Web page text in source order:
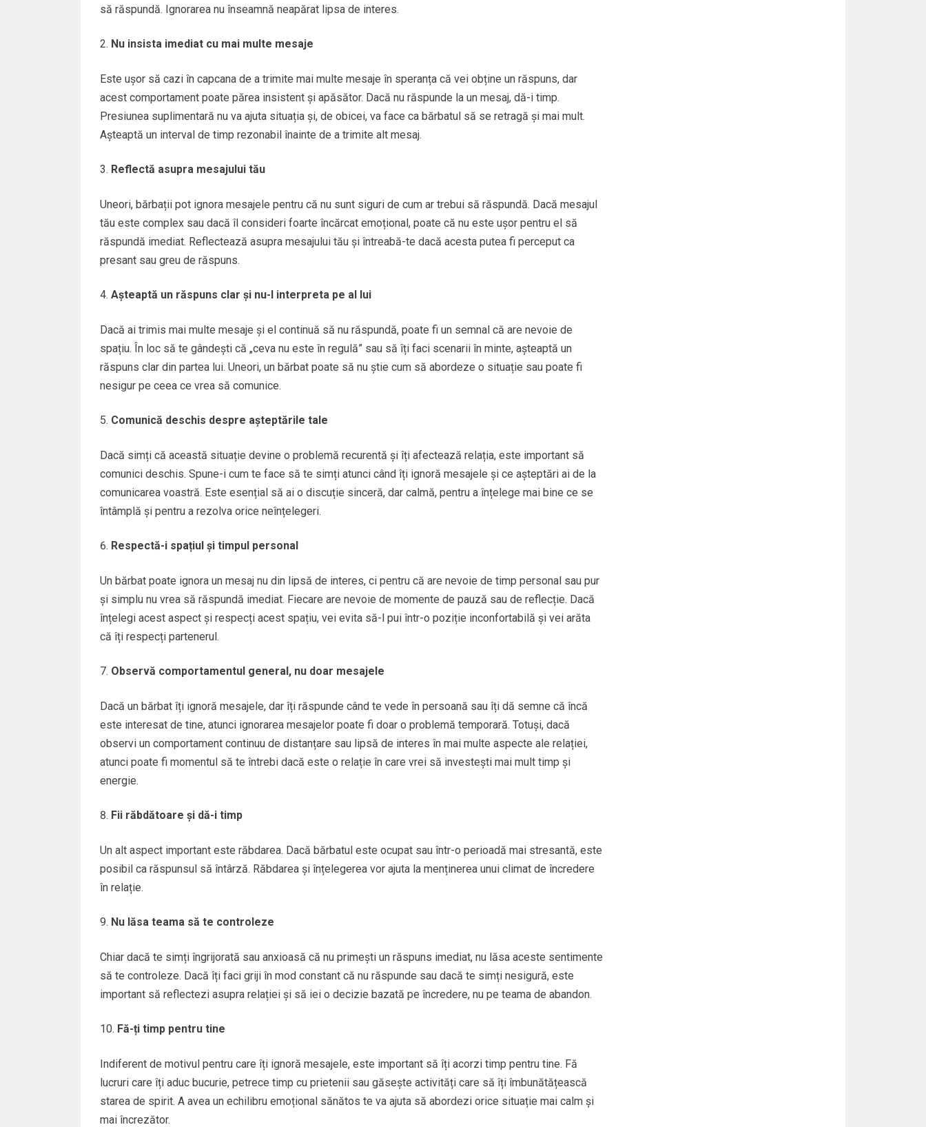
să răspundă. Ignorarea nu înseamnă neapărat lipsa de interes.
Nu insista imediat cu mai multe mesaje
Este ușor să cazi în capcana de a trimite mai multe mesaje în speranța că vei obține un răspuns, dar
acest comportament poate părea insistent și apăsător. Dacă nu răspunde la un mesaj, dă-i timp.
Presiunea suplimentară nu va ajuta situația și, de obicei, va face ca bărbatul să se retragă și mai mult.
Așteaptă un interval de timp rezonabil înainte de a trimite alt mesaj.
Reflectă asupra mesajului tău
Uneori, bărbații pot ignora mesajele pentru că nu sunt siguri de cum ar trebui să răspundă. Dacă mesajul
tău este complex sau dacă îl consideri foarte încărcat emoțional, poate că nu este ușor pentru el să
răspundă imediat. Reflectează asupra mesajului tău și întreabă-te dacă acesta putea fi perceput ca
presant sau greu de răspuns.
Așteaptă un răspuns clar și nu-l interpreta pe al lui
Dacă ai trimis mai multe mesaje și el continuă să nu răspundă, poate fi un semnal că are nevoie de
spațiu. În loc să te gândești că „ceva nu este în regulă” sau să îți faci scenarii în minte, așteaptă un
răspuns clar din partea lui. Uneori, un bărbat poate să nu știe cum să abordeze o situație sau poate fi
nesigur pe ceea ce vrea să comunice.
Comunică deschis despre așteptările tale
Dacă simți că această situație devine o problemă recurentă și îți afectează relația, este important să
comunici deschis. Spune-i cum te face să te simți atunci când îți ignoră mesajele și ce așteptări ai de la
comunicarea voastră. Este esențial să ai o discuție sinceră, dar calmă, pentru a înțelege mai bine ce se
întâmplă și pentru a rezolva orice neînțelegeri.
Respectă-i spațiul și timpul personal
Un bărbat poate ignora un mesaj nu din lipsă de interes, ci pentru că are nevoie de timp personal sau pur
și simplu nu vrea să răspundă imediat. Fiecare are nevoie de momente de pauză sau de reflecție. Dacă
înțelegi acest aspect și respecți acest spațiu, vei evita să-l pui într-o poziție inconfortabilă și vei arăta
că îți respecți partenerul.
Observă comportamentul general, nu doar mesajele
Dacă un bărbat îți ignoră mesajele, dar îți răspunde când te vede în persoană sau îți dă semne că încă
este interesat de tine, atunci ignorarea mesajelor poate fi doar o problemă temporară. Totuși, dacă
observi un comportament continuu de distanțare sau lipsă de interes în mai multe aspecte ale relației,
atunci poate fi momentul să te întrebi dacă este o relație în care vrei să investești mai mult timp și
energie.
Fii răbdătoare și dă-i timp
Un alt aspect important este răbdarea. Dacă bărbatul este ocupat sau într-o perioadă mai stresantă, este
posibil ca răspunsul să întârză. Răbdarea și înțelegerea vor ajuta la menținerea unui climat de încredere
în relație.
Nu lăsa teama să te controleze
Chiar dacă te simți îngrijorată sau anxioasă că nu primești un răspuns imediat, nu lăsa aceste sentimente
să te controleze. Dacă îți faci griji în mod constant că nu răspunde sau dacă te simți nesigură, este
important să reflectezi asupra relației și să iei o decizie bazată pe încredere, nu pe teama de abandon.
Fă-ți timp pentru tine
Indiferent de motivul pentru care îți ignoră mesajele, este important să îți acorzi timp pentru tine. Fă
lucruri care îți aduc bucurie, petrece timp cu prietenii sau găsește activități care să îți îmbunătățească
starea de spirit. A avea un echilibru emoțional sănătos te va ajuta să abordezi orice situație mai calm și
mai încrezător.